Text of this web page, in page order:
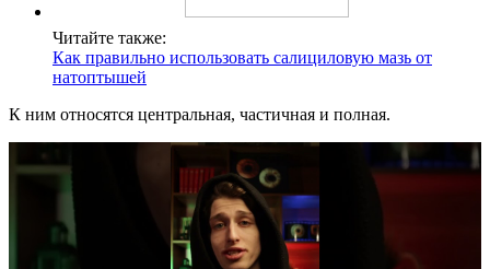
Читайте также:
Как правильно использовать салициловую мазь от
натоптышей
К ним относятся центральная, частичная и полная.